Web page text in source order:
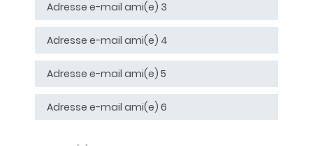
Chapitre 6
Chapitre 7
Chapitre 8